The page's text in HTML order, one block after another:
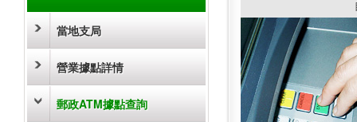
當地支局
營業據點詳情
郵政ATM據點查詢